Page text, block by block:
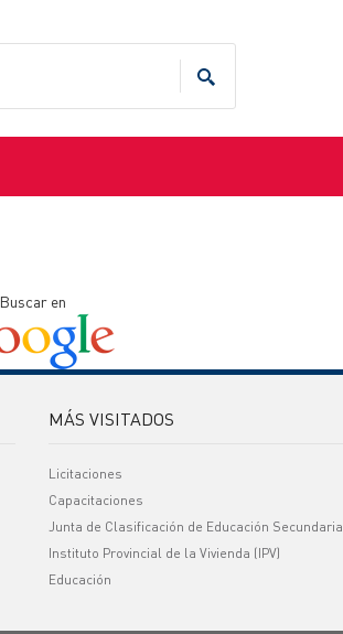
Buscar en
MÁS VISITADOS
Licitaciones
Capacitaciones
Junta de Clasificación de Educación Secundaria
Instituto Provincial de la Vivienda (IPV)
Educación